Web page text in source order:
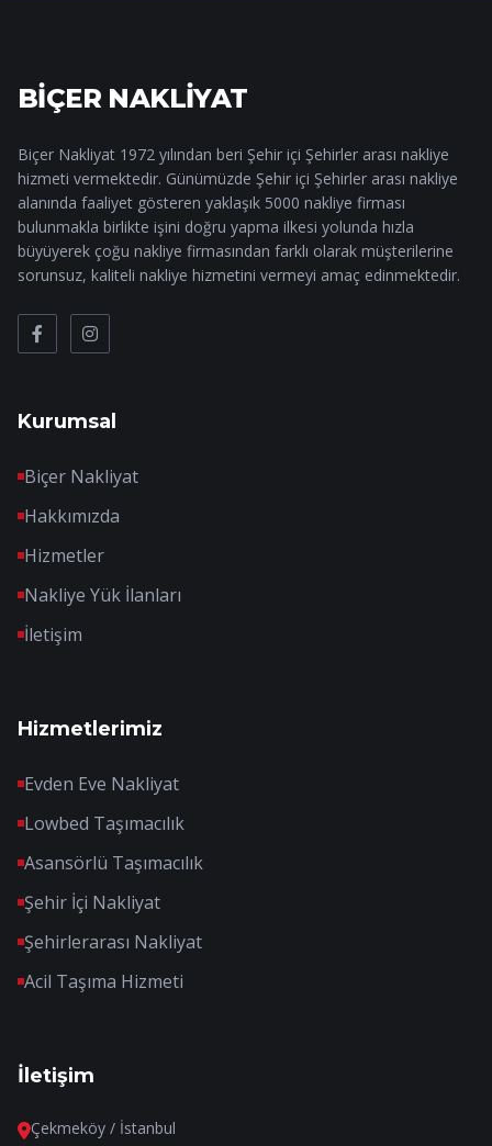
BİÇER NAKLİYAT
Biçer Nakliyat 1972 yılından beri Şehir içi Şehirler arası nakliye
hizmeti vermektedir. Günümüzde Şehir içi Şehirler arası nakliye
alanında faaliyet gösteren yaklaşık 5000 nakliye firması
bulunmakla birlikte işini doğru yapma ilkesi yolunda hızla
büyüyerek çoğu nakliye firmasından farklı olarak müşterilerine
sorunsuz, kaliteli nakliye hizmetini vermeyi amaç edinmektedir.
Kurumsal
Biçer Nakliyat
Hakkımızda
Hizmetler
Nakliye Yük İlanları
İletişim
Hizmetlerimiz
Evden Eve Nakliyat
Lowbed Taşımacılık
Asansörlü Taşımacılık
Şehir İçi Nakliyat
Şehirlerarası Nakliyat
Acil Taşıma Hizmeti
İletişim
Çekmeköy / İstanbul